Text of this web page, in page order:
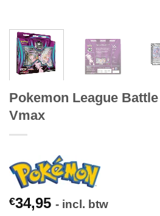
Pokemon League
Vmax
€34,95 - incl. btw